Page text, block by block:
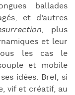
ballades
et d’autres
, plus
et leur
les cas le
et mobile
idées. Bref, si
vif et créatif, au